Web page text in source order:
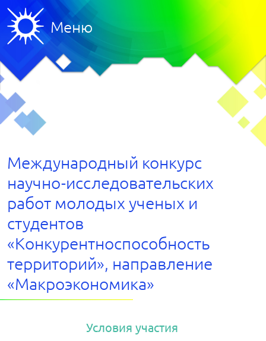
Меню
Международный конкурс
научно-исследовательских
работ молодых ученых и
студентов
«Конкурентноспособность
территорий», направление
«Макроэкономика»
Условия участия